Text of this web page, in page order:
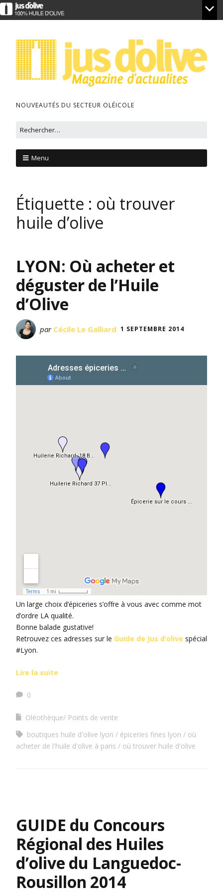
NOUVEAUTÉS DU SECTEUR OLÉICOLE
Menu
Étiquette : où trouver
huile d’olive
LYON: Où acheter et
déguster de l’Huile
d’Olive
par Cécile Le Galliard 1 SEPTEMBRE 2014
Un large choix d’épiceries s’offre à vous avec comme mot
d’ordre LA qualité.
Bonne balade gustative!
Retrouvez ces adresses sur le Guide de Jus d’olive spécial
#Lyon.
Lire la suite
0
Oléothèque/ Points de vente
boutiques huile d'olive lyon
épiceries fines lyon
où
acheter de l'huile d'olive à paris
où trouver huile d'olive
GUIDE du Concours
Régional des Huiles
d’olive du Languedoc-
Rousillon 2014